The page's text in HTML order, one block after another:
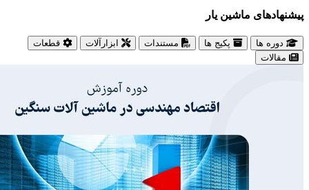
پیشنهاد‌های ماشین یار
دوره ها پکیج ها مستندات ابزارآلات
قطعات
مقالات